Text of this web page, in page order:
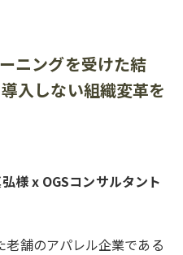
ニングを受けた結
入しない組織変革を
様 x OGSコンサルタント
舗のアパレル企業である